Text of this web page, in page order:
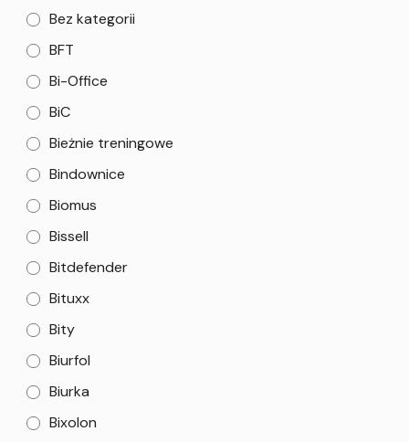
Bez kategorii
BFT
Bi-Office
BiC
Bieżnie treningowe
Bindownice
Biomus
Bissell
Bitdefender
Bituxx
Bity
Biurfol
Biurka
Bixolon